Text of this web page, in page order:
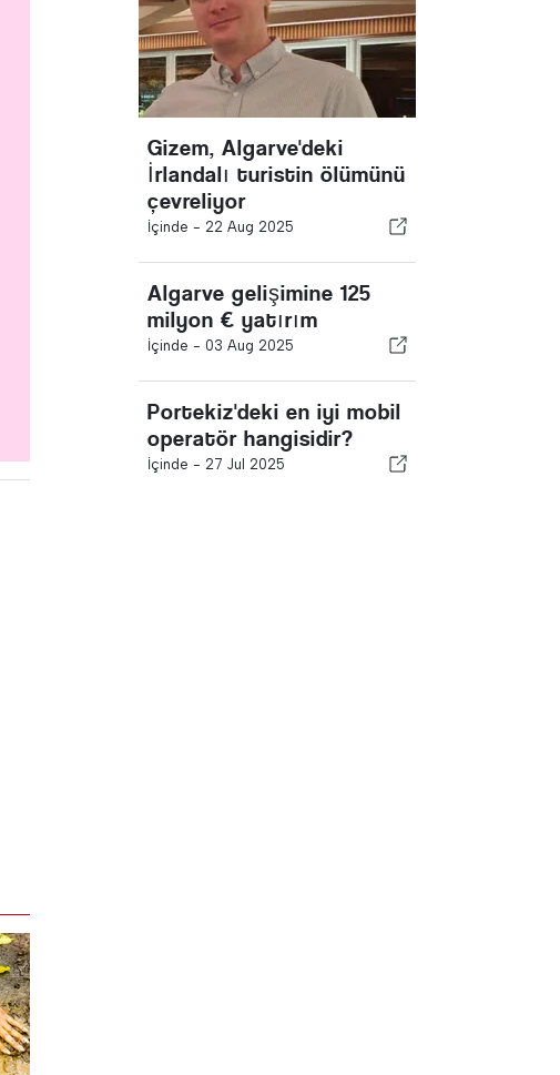
Gizem, Algarve'deki
İrlandalı turistin ölümünü
çevreliyor
İçinde - 22 Aug 2025
Algarve gelişimine 125
milyon € yatırım
İçinde - 03 Aug 2025
Portekiz'deki en iyi mobil
operatör hangisidir?
İçinde - 27 Jul 2025